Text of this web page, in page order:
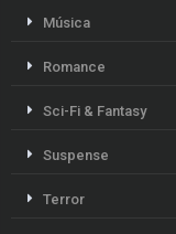
Música
Romance
Sci-Fi & Fantasy
Suspense
Terror